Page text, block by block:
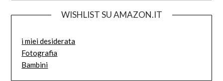
WISHLIST SU AMAZON.IT
i miei desiderata
Fotografia
Bambini